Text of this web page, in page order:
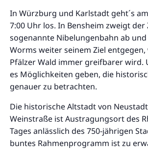
In Würzburg und Karlstadt geht´s
7:00 Uhr los. In Bensheim zweigt der
sogenannte Nibelungenbahn ab
Worms weiter seinem Ziel
Pfälzer Wald immer greifbarer wird.
es Möglichkeiten geben, die
genauer zu betrachten.
Die historische Altstadt von
Weinstraße ist Austragungsort des
Tages anlässlich des 750-jährigen
buntes Rahmenprogramm ist zu